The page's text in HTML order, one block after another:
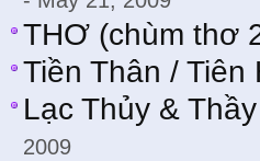
THƠ (chùm thơ
Tiền Thân / Tiên
Lạc Thủy &
2009